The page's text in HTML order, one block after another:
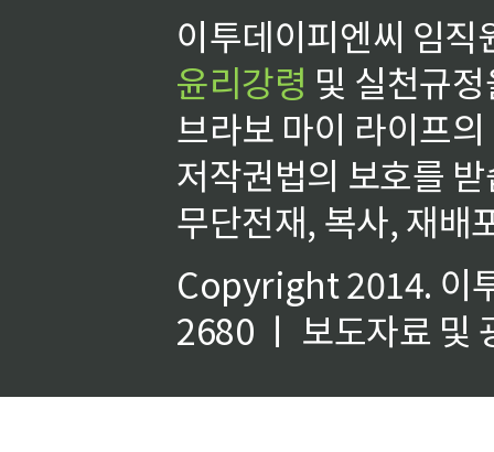
이투데이피엔씨 임
윤리강령 및 실천규
브라보 마이 라이프
저작권법의 보호를
무단전재, 복사, 재배
Copyright 2014. 이
2680 ㅣ 보도자료